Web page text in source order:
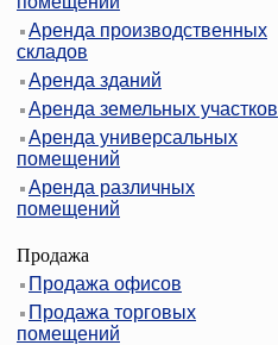
Аренда производственных
складов
Аренда зданий
Аренда земельных участков
Аренда универсальных
помещений
Аренда различных
помещений
Продажа
Продажа офисов
Продажа торговых
помещений